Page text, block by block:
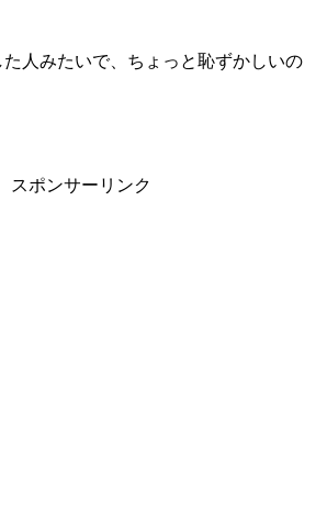
人みたいで、ちょっと恥ずかしいの
スポンサーリンク